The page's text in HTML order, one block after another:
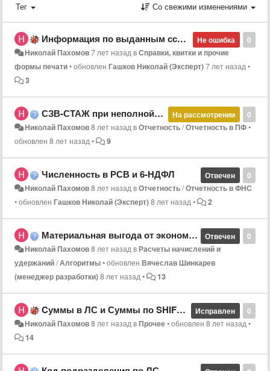
Тег Со свежими изменениями
0
Не ошибка
Информация по выданным ссудам
Николай Пахомов7 лет назадвСправки, квитки и прочие
формы печати•обновлен Гашков Николай (Эксперт)7 лет назад•
3
0
На рассмотрении
СЗВ-СТАЖ при неполной рабочей недели. Как разнести "Выработку" в трудовой стаж?
Николай Пахомов8 лет назадвОтчетность/Отчетность в ПФ•
обновлен 8 лет назад• 9
0
Отвечен
Численность в РСВ и 6-НДФЛ
Николай Пахомов8 лет назадвОтчетность/Отчетность в ФНС
•обновлен Гашков Николай (Эксперт)8 лет назад• 2
0
Отвечен
Материальная выгода от экономии на процентах за пользование заемными средствами
Николай Пахомов8 лет назадвРасчеты начислений и
удержаний/Алгоритмы•обновлен Вячеслав Шинкарев
(менеджер разработки)8 лет назад• 13
0
Исправлен
Cуммы в ЛС и Суммы по SHIFT + F9
Николай Пахомов8 лет назадвПрочее•обновлен8 лет назад•
14